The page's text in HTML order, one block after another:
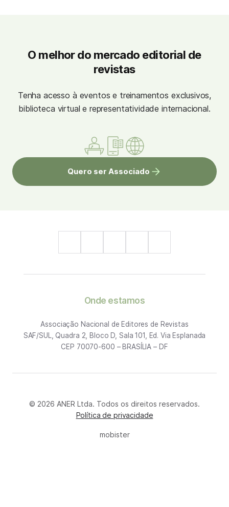
O melhor do mercado editorial de
revistas
Tenha acesso à eventos e treinamentos exclusivos,
biblioteca virtual e representatividade internacional.
Quero ser Associado
Onde estamos
Associação Nacional de Editores de Revistas
SAF/SUL, Quadra 2, Bloco D, Sala 101, Ed. Via Esplanada
CEP 70070-600 – BRASÍLIA – DF
© 2026 ANER Ltda. Todos os direitos reservados.
Política de privacidade
mobister